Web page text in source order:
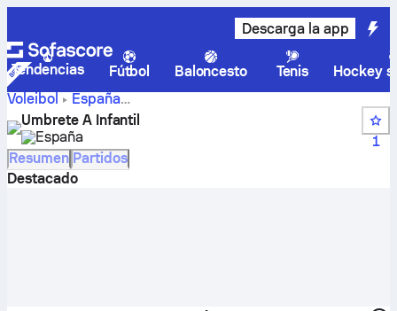
Descarga la app
Tendencias Fútbol Baloncesto Tenis
Hockey
Voleibol
España
Juegos Deportivos Provinciales Aljarafe Zona II, Voleibol
Marcador en directo, calendario, partidos y posiciones
de Umbrete A Infantil
Umbrete A Infantil
España
1
Resumen Partidos
Destacado